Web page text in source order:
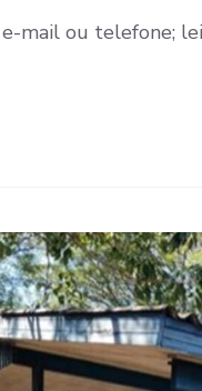
mail ou telefone;